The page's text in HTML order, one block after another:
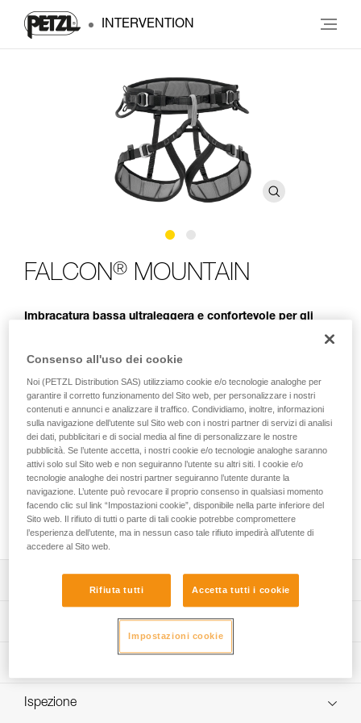
INTERVENTION
FALCON® MOUNTAIN
Imbracatura bassa ultraleggera e confortevole per gli
FALCON MOUNTAIN è un’imbracatura bassa ultraleggera
progettata per gli interventi con tecnica di arrampicata. Il
punto di attacco ventrale con ponte in tessuto favorisce la
progressione e consente di camminare comodamente. La
costruzione molto leggera e confortevole, che unisce cintura
e cosciali semirigidi e sottili con imbottitura 3D, le garantisce
un rapporto leggerezza/comfort ottimale e un ingombro
ridotto. Le piccole fibbie autobloccanti DOUBLEBACK della
cintura e dei cosciali consentono d’indossarla e regolarla in
modo semplice e rapido. Il passante di plastica posteriore
consente d’installare un pettorale TOP.
consentire di camminare comodamente.
Ultraleggera e confortevole:
Specifiche tecniche
Materiali: poliammide, poliestere, alluminio
Punto di attacco ventrale: sì
Punti di attacco laterali: sì
Scarica il pdf technical-notice-FALCON-5
Ispezione
Consenso all'uso dei cookie
Noi (PETZL Distribution SAS) utilizziamo cookie e/o tecnologie analoghe per
garantire il corretto funzionamento del Sito web, per personalizzare i nostri
contenuti e annunci e analizzare il traffico. Condividiamo, inoltre, informazioni
sulla navigazione dell’utente sul Sito web con i nostri partner di servizi di analisi
dei dati, pubblicitari e di social media al fine di personalizzare le nostre
pubblicità. Se l’utente accetta, i nostri cookie e/o tecnologie analoghe saranno
attivi solo sul Sito web e non seguiranno l’utente su altri siti. I cookie e/o
tecnologie analoghe dei nostri partner seguiranno l’utente durante la
navigazione. L’utente può revocare il proprio consenso in qualsiasi momento
facendo clic sul link “Impostazioni cookie”, disponibile nella parte inferiore del
Sito web. Il rifiuto di tutti o parte di tali cookie potrebbe compromettere
l’esperienza dell’utente, ma in nessun caso tale rifiuto impedirà all’utente di
accedere al Sito web.
Rifiuta tutti Accetta tutti i cookie
Impostazioni cookie